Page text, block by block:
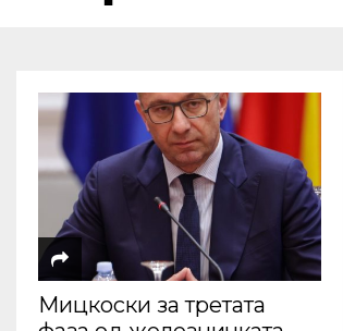
Мицкоски за третата